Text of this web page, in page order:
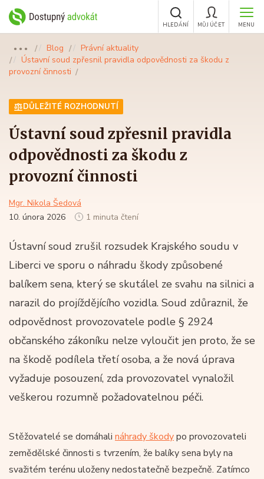
MENU
MŮJ ÚČET
HLEDÁNÍ
●●● Blog
Právní aktuality
Ústavní soud zpřesnil pravidla odpovědnosti za škodu z
provozní činnosti
DŮLEŽITÉ ROZHODNUTÍ
Ústavní soud zpřesnil pravidla
odpovědnosti za škodu z
provozní činnosti
Mgr. Nikola Šedová
10. února 2026
1 minuta čtení
Ústavní soud zrušil rozsudek Krajského soudu v
Liberci ve sporu o náhradu škody způsobené
balíkem sena, který se skutálel ze svahu na silnici a
narazil do projíždějícího vozidla. Soud zdůraznil, že
odpovědnost provozovatele podle § 2924
občanského zákoníku nelze vyloučit jen proto, že se
na škodě podílela třetí osoba, a že nová úprava
vyžaduje posouzení, zda provozovatel vynaložil
veškerou rozumně požadovatelnou péči.
Stěžovatelé se domáhali náhrady škodypo provozovateli
zemědělské činnosti s tvrzením, že balíky sena byly na
svažitém terénu uloženy nedostatečně bezpečně. Zatímco